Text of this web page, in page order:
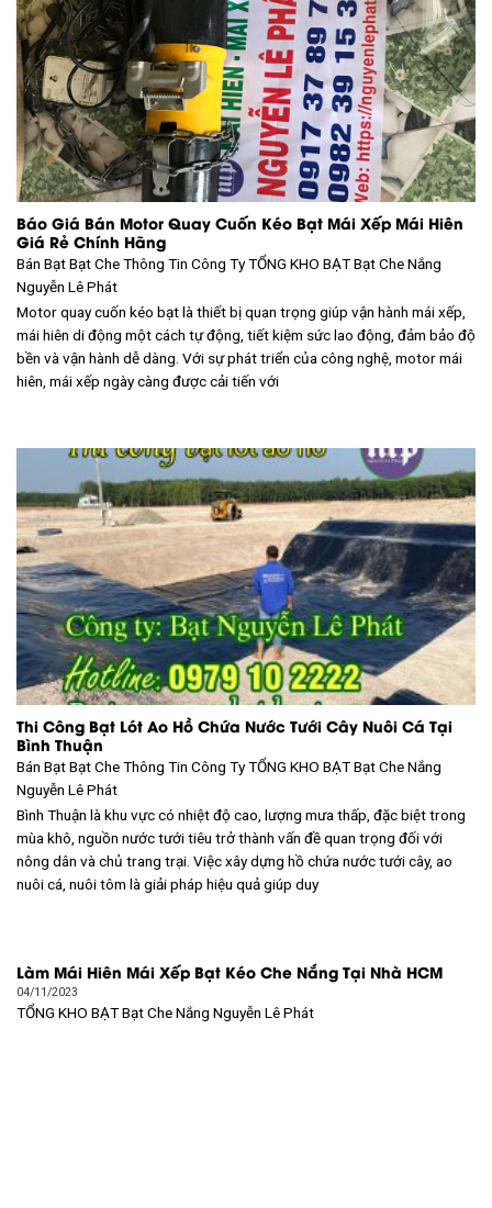
Báo Giá Bán Motor Quay Cuốn Kéo Bạt Mái Xếp Mái Hiên
Giá Rẻ Chính Hãng
Bán Bạt Bạt Che Thông Tin Công Ty TỔNG KHO BẠTBạt Che Nắng
Nguyễn Lê Phát
Motor quay cuốn kéo bạt là thiết bị quan trọng giúp vận hành mái xếp,
mái hiên di động một cách tự động, tiết kiệm sức lao động, đảm bảo độ
bền và vận hành dễ dàng. Với sự phát triển của công nghệ, motor mái
hiên, mái xếp ngày càng được cải tiến với
Thi Công Bạt Lót Ao Hồ Chứa Nước Tưới Cây Nuôi Cá Tại
Bình Thuận
Bán Bạt Bạt Che Thông Tin Công Ty TỔNG KHO BẠTBạt Che Nắng
Nguyễn Lê Phát
Bình Thuận là khu vực có nhiệt độ cao, lượng mưa thấp, đặc biệt trong
mùa khô, nguồn nước tưới tiêu trở thành vấn đề quan trọng đối với
nông dân và chủ trang trại. Việc xây dựng hồ chứa nước tưới cây, ao
nuôi cá, nuôi tôm là giải pháp hiệu quả giúp duy
Làm Mái Hiên Mái Xếp Bạt Kéo Che Nắng Tại Nhà HCM
04/11/2023
TỔNG KHO BẠTBạt Che Nắng Nguyễn Lê Phát